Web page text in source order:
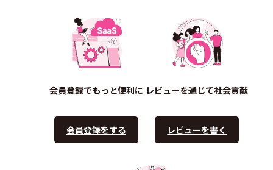
会員登録でもっと便利に
会員登録をする
レビューを通じて社会貢献
レビューを書く